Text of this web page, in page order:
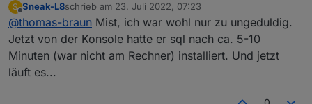
S
Offline
Sneak-L8schrieb am 23. Juli 2022, 07:23
zuletzt editiert von
@thomas-braun Mist, ich war wohl nur zu ungeduldig.
Jetzt von der Konsole hatte er sql nach ca. 5-10
Minuten (war nicht am Rechner) installiert. Und jetzt
läuft es...